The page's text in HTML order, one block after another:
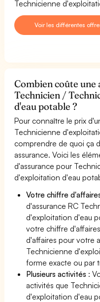
Technicienne
Voir les différentes
Combien coûte une
Technicien /
d'eau potable ?
Pour connaître le prix
Technicienne
comprendre de quoi ça
assurance. Voici les
d'assurance pour
d'exploitation d'eau
Votre chiffre
d'assurance RC
d'exploitation d'eau
votre chiffre
d'affaires pour votre
Technicienne
forme exacte ou par
Plusieurs activités :
activités que
d'exploitation d'eau